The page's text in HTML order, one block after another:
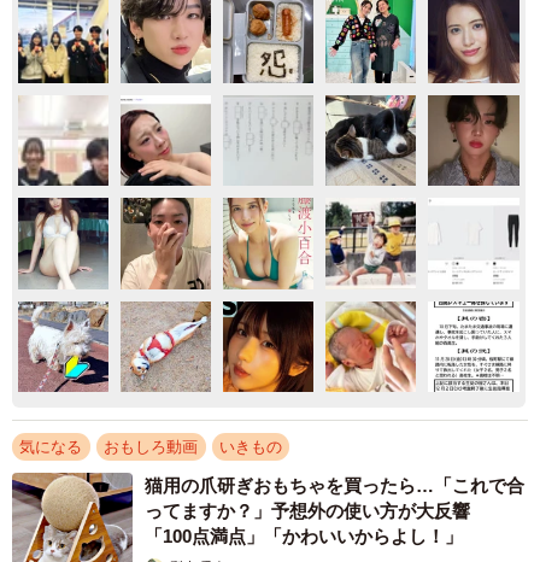
気になる おもしろ動画 いきもの
猫用の爪研ぎおもちゃを買ったら…「これで合
ってますか？」予想外の使い方が大反響
「100点満点」「かわいいからよし！」